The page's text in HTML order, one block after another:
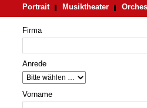
Portrait Musiktheater
Firma
Anrede
Vorname